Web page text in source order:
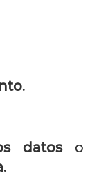
.
datoso
.